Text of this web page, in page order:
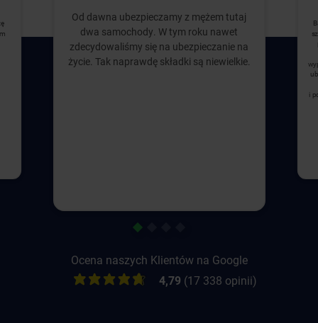
Od dawna ubezpieczamy z mężem tutaj
dwa samochody. W tym roku nawet
zdecydowaliśmy się na ubezpieczanie na
życie. Tak naprawdę składki są niewielkie.
i
1
Ocena naszych Klientów na Google
4,79 (17 338 opinii)